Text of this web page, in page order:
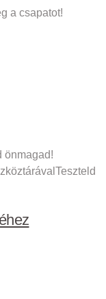
a csapatot!
önmagad!